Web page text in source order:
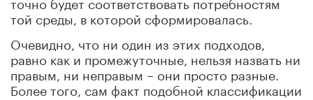
той среды, в которой сформировалась.
Очевидно, что ни один из этих подходов,
равно как и промежуточные, нельзя назвать ни
правым, ни неправым – они просто разные.
Более того, сам факт подобной классификации